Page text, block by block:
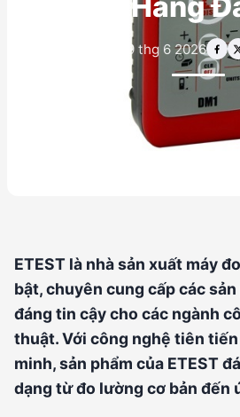
Hàng
9 thg 6 2026
ETEST là nhà sản xuất máy
bật, chuyên cung cấp các
đáng tin cậy cho các ngành
thuật. Với công nghệ tiên
minh, sản phẩm của ETEST
dạng từ đo lường cơ bản đến